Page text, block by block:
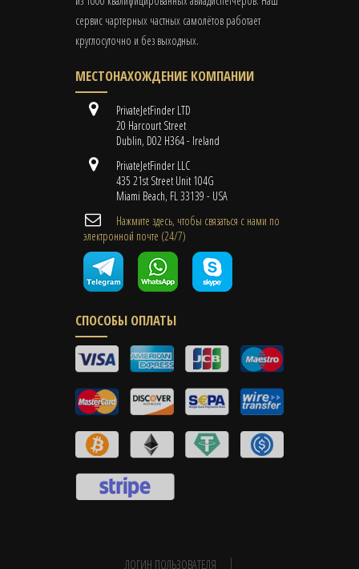
сервис чартерных частных самолётов работает
круглосуточно и без выходных.
МЕСТОНАХОЖДЕНИЕ КОМПАНИИ
PrivateJetFinder LTD
20 Harcourt Street
Dublin, D02 H364 - Ireland
PrivateJetFinder LLC
435 21st Street Unit 104G
Miami Beach, FL 33139 - USA
Нажмите здесь, чтобы связаться с нами по
электронной почте (24/7)
СПОСОБЫ ОПЛАТЫ
ЛОГИН ПОЛЬЗОВАТЕЛЯ